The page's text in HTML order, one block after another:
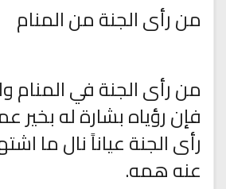
من رأى الجنة من المنام
من رأى الجنة في المنام
فإن رؤياه بشارة له بخير
رأى الجنة عياناً نال ما
عنه همه.